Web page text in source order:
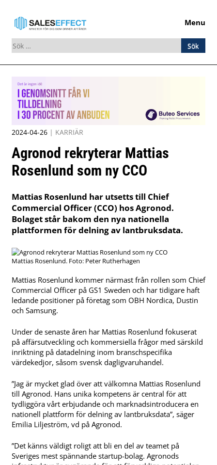
Menu
Sök
efter:
Skip
to
content
2024-04-26 | KARRIÄR
Agronod rekryterar Mattias
Rosenlund som ny CCO
Mattias Rosenlund har utsetts till Chief
Commercial Officer (CCO) hos Agronod.
Bolaget står bakom den nya nationella
plattformen för delning av lantbruksdata.
Mattias Rosenlund. Foto: Peter Rutherhagen
Mattias Rosenlund kommer närmast från rollen som Chief
Commercial Officer på GS1 Sweden och har tidigare haft
ledande positioner på företag som OBH Nordica, Dustin
och Samsung.
Under de senaste åren har Mattias Rosenlund fokuserat
på affärsutveckling och kommersiella frågor med särskild
inriktning på datadelning inom branschspecifika
värdekedjor, såsom svensk dagligvaruhandel.
”Jag är mycket glad över att välkomna Mattias Rosenlund
till Agronod. Hans unika kompetens är central för att
tydliggöra vårt erbjudande och marknadsintroducera en
nationell plattform för delning av lantbruksdata”, säger
Emilia Liljeström, vd på Agronod.
”Det känns väldigt roligt att bli en del av teamet på
Sveriges mest spännande startup-bolag. Agronods